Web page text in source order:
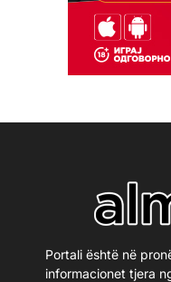
Portali është në
informacionet tjera